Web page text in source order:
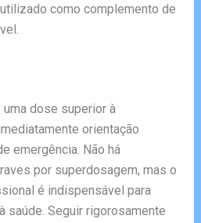
como complemento de
dose superior à
orientação
emergência. Não há
por superdosagem, mas o
é indispensável para
Seguir rigorosamente